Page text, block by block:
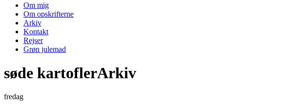
Om mig
Om opskrifterne
Arkiv
Kontakt
Rejser
Grøn julemad
søde kartoflerArkiv
fredag